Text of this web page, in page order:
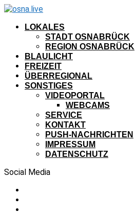
LOKALES
STADT OSNABRÜCK
REGION OSNABRÜCK
BLAULICHT
FREIZEIT
ÜBERREGIONAL
SONSTIGES
VIDEOPORTAL
WEBCAMS
SERVICE
KONTAKT
PUSH-NACHRICHTEN
IMPRESSUM
DATENSCHUTZ
Social Media